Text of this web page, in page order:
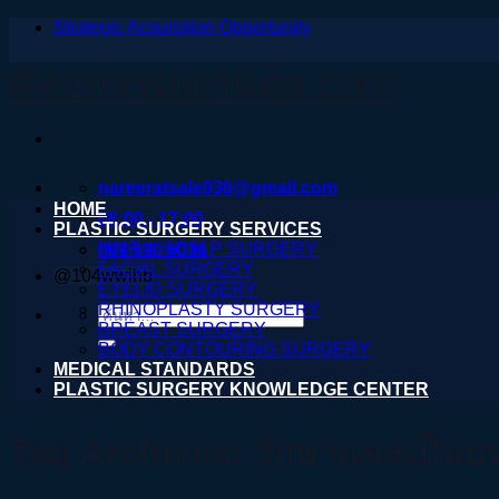
ข้าม
Strategic Acquisition Opportunity
nareeratsale936@gmail.com
08:00 - 17:00
061 590 6036
@104wwihb
ค้นหา:
HOME
PLASTIC SURGERY SERVICES
HAIR & SCALP SURGERY
FACIAL SURGERY
EYELID SURGERY
RHINOPLASTY SURGERY
BREAST SURGERY
BODY CONTOURING SURGERY
MEDICAL STANDARDS
PLASTIC SURGERY KNOWLEDGE CENTER